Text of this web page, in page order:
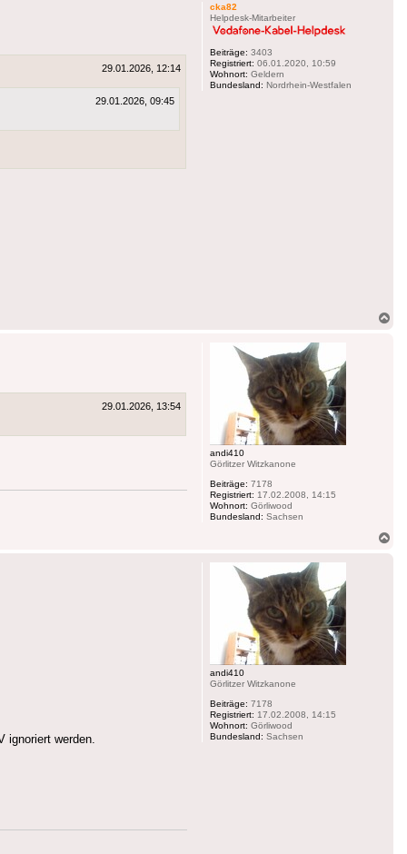
cka82
Helpdesk-Mitarbeiter
Beiträge: 3403
Registriert: 06.01.2020, 10:59
Wohnort: Geldern
Bundesland: Nordrhein-Westfalen
29.01.2026, 12:14
29.01.2026, 09:45
andi410
Görlitzer Witzkanone
Beiträge: 7178
Registriert: 17.02.2008, 14:15
Wohnort: Görliwood
Bundesland: Sachsen
29.01.2026, 13:54
andi410
Görlitzer Witzkanone
Beiträge: 7178
Registriert: 17.02.2008, 14:15
Wohnort: Görliwood
Bundesland: Sachsen
ignoriert werden.